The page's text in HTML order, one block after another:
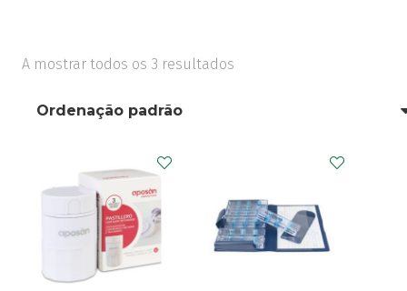
A mostrar todos os 3 resultados